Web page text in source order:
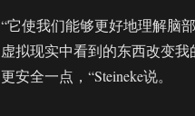
“它使我们能够更好地理解脑
虚拟现实中看到的东西改变
更安全一点，“Steineke说。